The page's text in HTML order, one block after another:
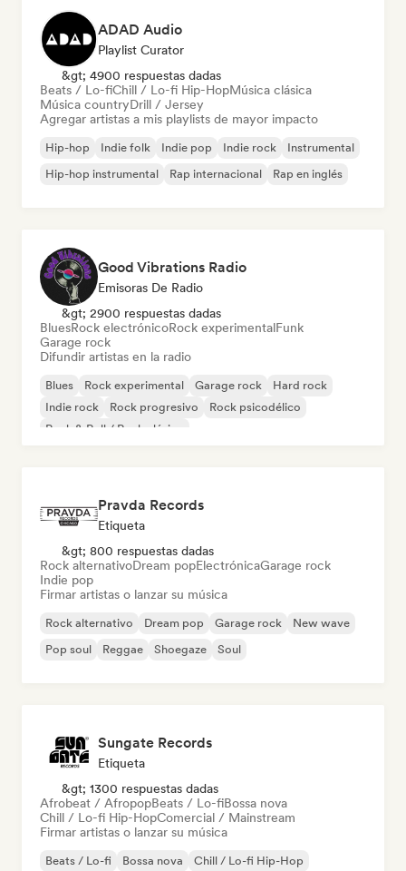
ADAD Audio
Playlist Curator
&gt; 4900 respuestas dadas
Beats / Lo-fiChill / Lo-fi Hip-HopMúsica clásica
Música countryDrill / Jersey
Agregar artistas a mis playlists de mayor impacto
Hip-hop Indie folk Indie pop Indie rock
Instrumental
Hip-hop instrumental
Rap internacional Rap en inglés
Good Vibrations Radio
Emisoras De Radio
&gt; 2900 respuestas dadas
BluesRock electrónicoRock experimentalFunk
Garage rock
Difundir artistas en la radio
Blues Rock experimental Garage rock
Hard rock
Indie rock
Rock progresivo
Rock psicodélico
Rock & Roll / Rock clásico
Pravda Records
Etiqueta
&gt; 800 respuestas dadas
Rock alternativoDream popElectrónicaGarage rock
Indie pop
Firmar artistas o lanzar su música
Rock alternativo Dream pop Garage rock
New wave
Pop soul
Reggae Shoegaze Soul
Sungate Records
Etiqueta
&gt; 1300 respuestas dadas
Afrobeat / AfropopBeats / Lo-fiBossa nova
Chill / Lo-fi Hip-HopComercial / Mainstream
Firmar artistas o lanzar su música
Beats / Lo-fi Bossa nova Chill / Lo-fi Hip-Hop